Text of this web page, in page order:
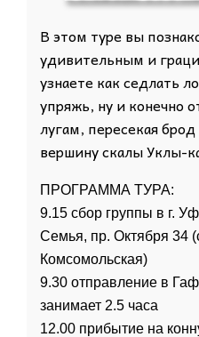
В этом туре вы
удивительным и
узнаете как седлать
упряжь, ну и конечно
лугам, пересекая
вершину скалы Уклы-
ПРОГРАММА ТУРА:
9.15 сбор группы в г.
Семья, пр. Октября 34
Комсомольская)
9.30 отправление в
занимает 2.5 часа
12.00 прибытие на